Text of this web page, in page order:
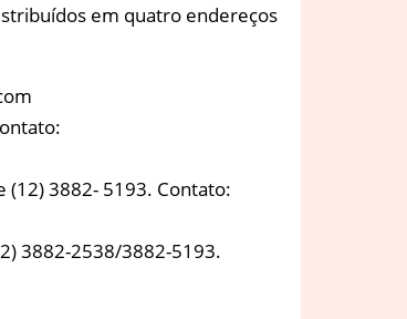
em quatro endereços
(12) 3882- 5193. Contato:
3882-2538/3882-5193.